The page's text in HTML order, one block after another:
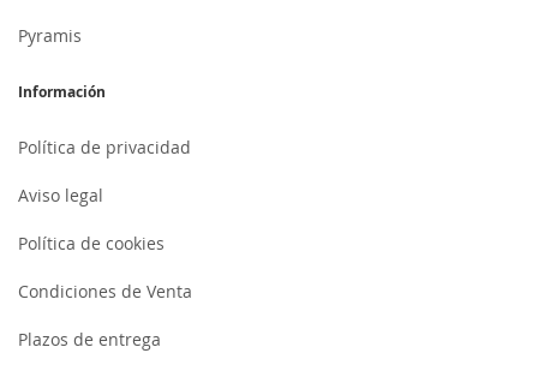
Pyramis
Información
Política de privacidad
Aviso legal
Política de cookies
Condiciones de Venta
Plazos de entrega